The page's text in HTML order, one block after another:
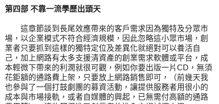
第四部 不靠一流學歷出頭天
這章節談到長尾效應帶來的客戶需求因為獨特及分眾市
場，以企業模式不符合經濟規模，因此忽略這小眾市場，創
業者只要抓到這樣的獨特定位及差異化就絕對可以養活自
己，加上網路有太多支援清資產的創業需求軟體或平台，成
本輕微下帶來的利潤就很可觀，例如你要出版一片CD，無須
花鉅額的通路費上架，只要放上網路銷售即可，（前幾天我
也參與了一個打鼓劇團的募資活動，讓提供服務者用很小的
成本與市場接軌，或者自媒體的興起，已無需付高額的通路